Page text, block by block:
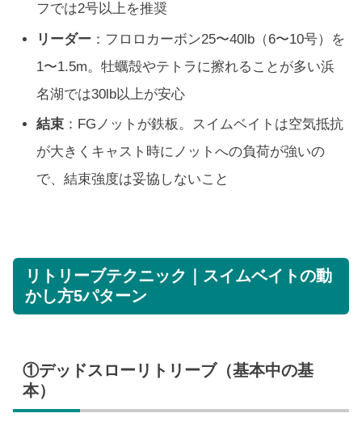
フでは2号以上を推奨
リーダー ：フロロカーボン25〜40lb（6〜10号）を
1〜1.5m。牡蠣殻やテトラに擦れることが多い浜
名湖では30lb以上が安心
結束 ：FGノットが鉄板。スイムベイトは空気抵抗
が大きくキャスト時にノットへの負荷が強いの
で、結束強度は妥協しないこと
リトリーブテクニック｜スイムベイトの動
かし方5パターン
①デッドスローリトリーブ（基本中の基
本）